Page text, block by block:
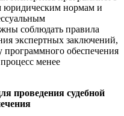
юридическим нормам и
соблюдать правила
экспертных заключений,
программного обеспечения
менее
проведения судебной